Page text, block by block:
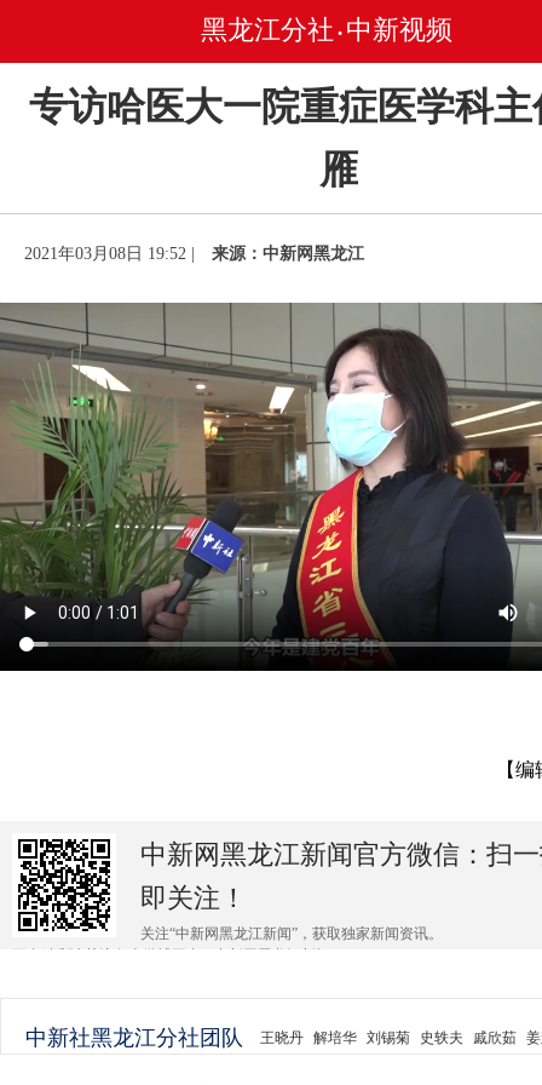
黑龙江分社 • 中新视频
专访哈医大一院重症医学科
雁
2021年03月08日 19:52 | 来源：中新网黑龙江
【
中新网黑龙江新闻官方微信：扫
即关注！
关注“中新网黑龙江新闻”，获取独家新闻资讯。
更多精彩请关注各大微博平台@中新网黑龙江新闻 。
中新社黑龙江分社团队 王晓丹 解培华 刘锡菊 史轶夫 戚欣茹